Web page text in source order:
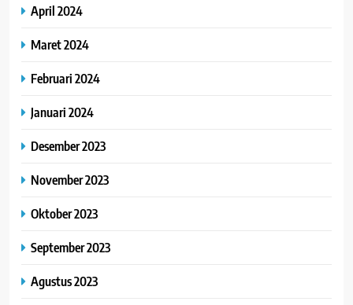
April 2024
Maret 2024
Februari 2024
Januari 2024
Desember 2023
November 2023
Oktober 2023
September 2023
Agustus 2023